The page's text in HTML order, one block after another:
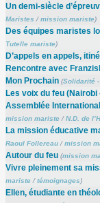
Un demi-siècle
Maristes /mission mariste)
Des équipes maristes
Tutelle mariste)
D’appels en appels,
Rencontre avec
Mon Prochain (Solidarité
Les voix du feu (Nairobi
Assemblée
mission mariste/N.D. de
La mission éducative
Raoul Follereau/mission
Autour du feu (mission
Vivre pleinement sa
mariste/témoignages)
Ellen, étudiante en